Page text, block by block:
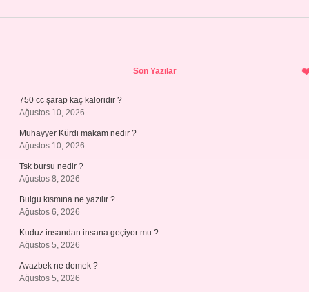
Son Yazılar
750 cc şarap kaç kaloridir ?
Ağustos 10, 2026
Muhayyer Kürdi makam nedir ?
Ağustos 10, 2026
Tsk bursu nedir ?
Ağustos 8, 2026
Bulgu kısmına ne yazılır ?
Ağustos 6, 2026
Kuduz insandan insana geçiyor mu ?
Ağustos 5, 2026
Avazbek ne demek ?
Ağustos 5, 2026